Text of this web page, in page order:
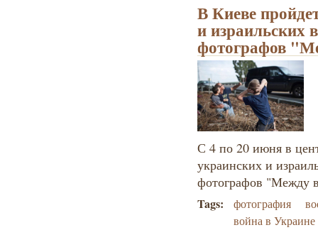
В Киеве
и израильских
фотографов
С 4 по 20 июня в
украинских и
фотографов "Между
Tags: фотография
война в Украине